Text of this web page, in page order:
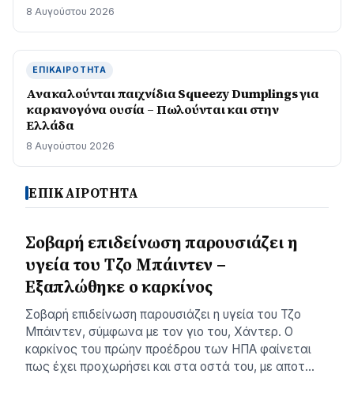
8 Αυγούστου 2026
ΕΠΙΚΑΙΡΌΤΗΤΑ
Ανακαλούνται παιχνίδια Squeezy Dumplings για
καρκινογόνα ουσία – Πωλούνται και στην
Ελλάδα
8 Αυγούστου 2026
ΕΠΙΚΑΙΡΟΤΗΤΑ
Σοβαρή επιδείνωση παρουσιάζει η
υγεία του Τζο Μπάιντεν –
Εξαπλώθηκε ο καρκίνος
Σοβαρή επιδείνωση παρουσιάζει η υγεία του Τζο
Μπάιντεν, σύμφωνα με τον γιο του, Χάντερ. Ο
καρκίνος του πρώην προέδρου των ΗΠΑ φαίνεται
πως έχει προχωρήσει και στα οστά του, με αποτ…